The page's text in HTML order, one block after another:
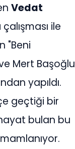
Vedat
ile
"Beni
Mert Başoğlu
yapıldı.
geçtiği bir
bulan bu